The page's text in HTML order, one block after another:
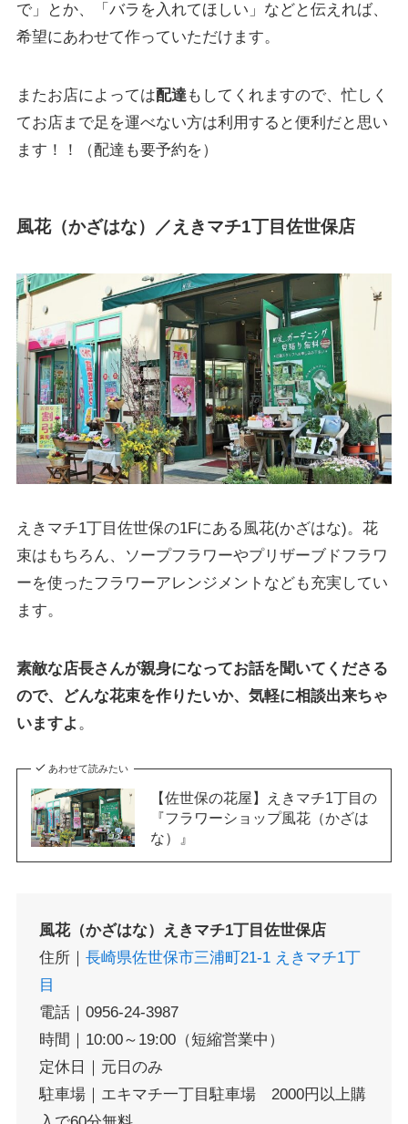
で」とか、「バラを入れてほしい」などと伝えれば、
希望にあわせて作っていただけます。
またお店によっては配達もしてくれますので、忙しく
てお店まで足を運べない方は利用すると便利だと思い
ます！！（配達も要予約を）
風花（かざはな）／えきマチ1丁目佐世保店
えきマチ1丁目佐世保の1Fにある風花(かざはな)。花
束はもちろん、ソープフラワーやプリザーブドフラワ
ーを使ったフラワーアレンジメントなども充実してい
ます。
素敵な店長さんが親身になってお話を聞いてくださる
ので、どんな花束を作りたいか、気軽に相談出来ちゃ
いますよ。
あわせて読みたい
【佐世保の花屋】えきマチ1丁目の
『フラワーショップ風花（かざは
な）』
風花（かざはな）えきマチ1丁目佐世保店
住所｜長崎県佐世保市三浦町21-1 えきマチ1丁
目
電話｜0956-24-3987
時間｜10:00～19:00（短縮営業中）
定休日｜元日のみ
駐車場｜エキマチ一丁目駐車場 2000円以上購